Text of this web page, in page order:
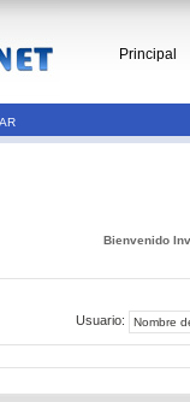
Principal
Bienvenido
Usuario: